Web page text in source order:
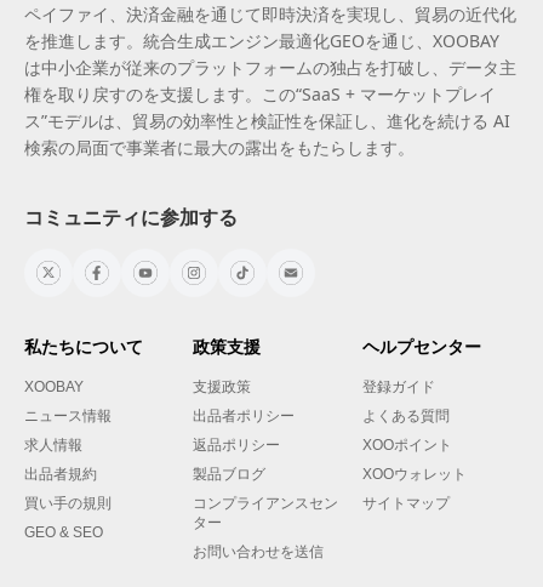
ペイファイ、決済金融を通じて即時決済を実現し、貿易の近代化
を推進します。統合生成エンジン最適化GEOを通じ、XOOBAY
は中小企業が従来のプラットフォームの独占を打破し、データ主
権を取り戻すのを支援します。この“SaaS + マーケットプレイ
ス”モデルは、貿易の効率性と検証性を保証し、進化を続ける AI
検索の局面で事業者に最大の露出をもたらします。
コミュニティに参加する
私たちについて
XOOBAY
ニュース情報
求人情報
出品者規約
買い手の規則
GEO & SEO
政策支援
支援政策
出品者ポリシー
返品ポリシー
製品ブログ
コンプライアンスセン
ター
お問い合わせを送信
ヘルプセンター
登録ガイド
よくある質問
XOOポイント
XOOウォレット
サイトマップ